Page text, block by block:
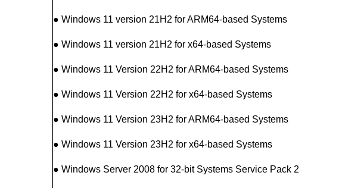
● Windows 11 version 21H2 for ARM64-based Systems
● Windows 11 version 21H2 for x64-based Systems
● Windows 11 Version 22H2 for ARM64-based Systems
● Windows 11 Version 22H2 for x64-based Systems
● Windows 11 Version 23H2 for ARM64-based Systems
● Windows 11 Version 23H2 for x64-based Systems
● Windows Server 2008 for 32-bit Systems Service Pack 2